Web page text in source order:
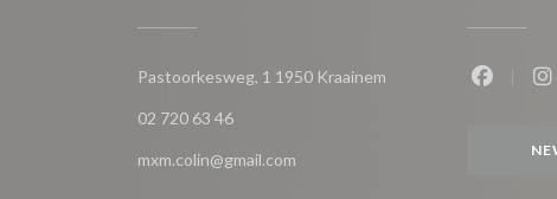
Pastoorkesweg, 1 1950 Kraainem((ouvre une nouvelle
02 720 63 46
mxm.colin@gmail.com